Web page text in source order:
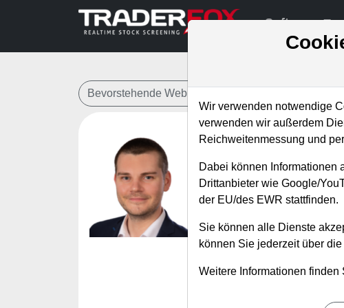
Software
Bevorstehende Webinare
Live-
relative
Referent:Andreas
In diesem Webinar wird
charttechnisch
entwickeln als der
Wir verwenden notwendige
verwenden wir außerdem
Reichweitenmessung und
Dabei können Informationen
Drittanbieter wie Google/
der EU/des EWR stattfinden.
Sie können alle Dienste
können Sie jederzeit über die
Weitere Informationen finden